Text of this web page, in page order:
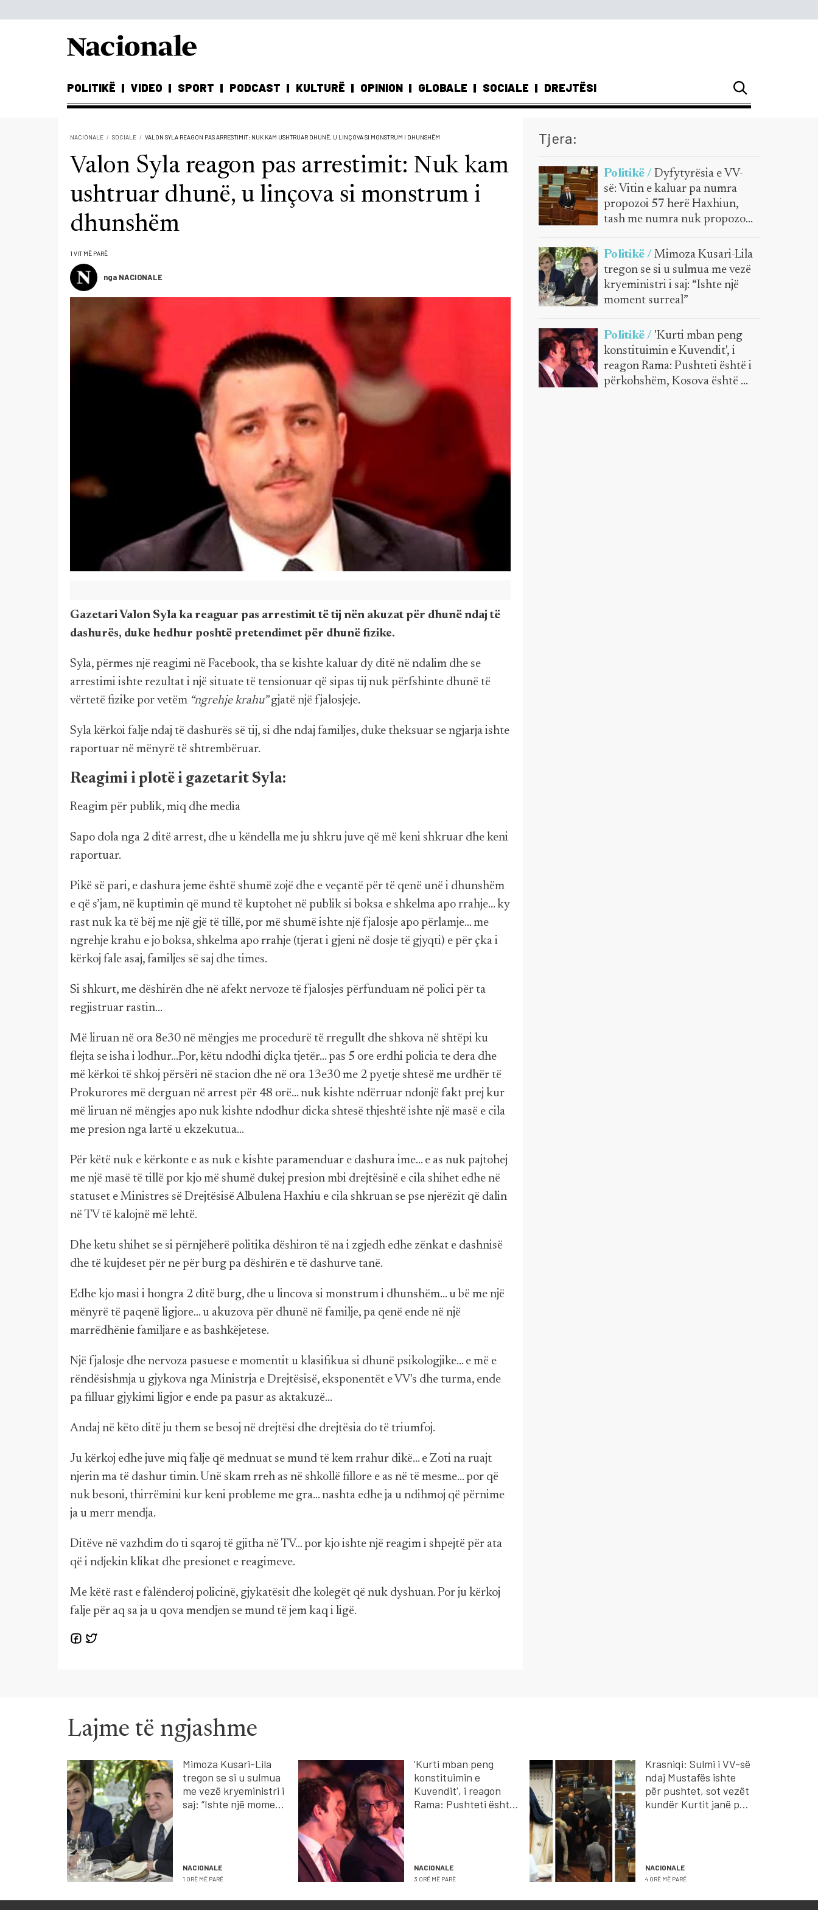
POLITIKË VIDEO SPORT PODCAST KULTURË OPINION GLOBALE SOCIALE DREJTËSI
NACIONALE SOCIALE VALON SYLA REAGON PAS ARRESTIMIT: NUK KAM USHTRUAR DHUNË, U LINÇOVA SI MONSTRUM I DHUNSHËM
Valon Syla reagon pas arrestimit: Nuk kam
ushtruar dhunë, u linçova si monstrum i
dhunshëm
1 VIT MË PARË
nga NACIONALE
Gazetari Valon Syla ka reaguar pas arrestimit të tij nën akuzat për dhunë ndaj të
dashurës, duke hedhur poshtë pretendimet për dhunë fizike.
Syla, përmes një reagimi në Facebook, tha se kishte kaluar dy ditë në ndalim dhe se
arrestimi ishte rezultat i një situate të tensionuar që sipas tij nuk përfshinte dhunë të
vërtetë fizike por vetëm “ngrehje krahu”gjatë një fjalosjeje.
Syla kërkoi falje ndaj të dashurës së tij, si dhe ndaj familjes, duke theksuar se ngjarja ishte
raportuar në mënyrë të shtrembëruar.
Reagimi i plotë i gazetarit Syla:
Reagim për publik, miq dhe media
Sapo dola nga 2 ditë arrest, dhe u këndella me ju shkru juve që më keni shkruar dhe keni
raportuar.
Pikë së pari, e dashura jeme është shumë zojë dhe e veçantë për të qenë unë i dhunshëm
e që s’jam, në kuptimin që mund të kuptohet në publik si boksa e shkelma apo rrahje... ky
rast nuk ka të bëj me një gjë të tillë, por më shumë ishte një fjalosje apo përlamje... me
ngrehje krahu e jo boksa, shkelma apo rrahje (tjerat i gjeni në dosje të gjyqti) e për çka i
kërkoj fale asaj, familjes së saj dhe times.
Si shkurt, me dëshirën dhe në afekt nervoze të fjalosjes përfunduam në polici për ta
regjistruar rastin...
Më liruan në ora 8e30 në mëngjes me procedurë të rregullt dhe shkova në shtëpi ku
flejta se isha i lodhur...Por, këtu ndodhi diçka tjetër... pas 5 ore erdhi policia te dera dhe
më kërkoi të shkoj përsëri në stacion dhe në ora 13e30 me 2 pyetje shtesë me urdhër të
Prokurores më derguan në arrest për 48 orë... nuk kishte ndërruar ndonjë fakt prej kur
më liruan në mëngjes apo nuk kishte ndodhur dicka shtesë thjeshtë ishte një masë e cila
me presion nga lartë u ekzekutua...
Për këtë nuk e kërkonte e as nuk e kishte paramenduar e dashura ime... e as nuk pajtohej
me një masë të tillë por kjo më shumë dukej presion mbi drejtësinë e cila shihet edhe në
statuset e Ministres së Drejtësisë Albulena Haxhiu e cila shkruan se pse njerëzit që dalin
në TV të kalojnë më lehtë.
Dhe ketu shihet se si përnjëherë politika dëshiron të na i zgjedh edhe zënkat e dashnisë
dhe të kujdeset për ne për burg pa dëshirën e të dashurve tanë.
Edhe kjo masi i hongra 2 ditë burg, dhe u lincova si monstrum i dhunshëm... u bë me një
mënyrë të paqenë ligjore... u akuzova për dhunë në familje, pa qenë ende në një
marrëdhënie familjare e as bashkëjetese.
Një fjalosje dhe nervoza pasuese e momentit u klasifikua si dhunë psikologjike... e më e
rëndësishmja u gjykova nga Ministrja e Drejtësisë, eksponentët e VV's dhe turma, ende
pa filluar gjykimi ligjor e ende pa pasur as aktakuzë…
Andaj në këto ditë ju them se besoj në drejtësi dhe drejtësia do të triumfoj.
Ju kërkoj edhe juve miq falje që mednuat se mund të kem rrahur dikë... e Zoti na ruajt
njerin ma të dashur timin. Unë skam rreh as në shkollë fillore e as në të mesme... por që
nuk besoni, thirrëmini kur keni probleme me gra... nashta edhe ja u ndihmoj që përnime
ja u merr mendja.
Ditëve në vazhdim do ti sqaroj të gjitha në TV... por kjo ishte një reagim i shpejtë për ata
që i ndjekin klikat dhe presionet e reagimeve.
Me këtë rast e falënderoj policinë, gjykatësit dhe kolegët që nuk dyshuan. Por ju kërkoj
falje për aq sa ja u qova mendjen se mund të jem kaq i ligë.
Tjera:
Politikë /Dyfytyrësia e VV-
së: Vitin e kaluar pa numra
propozoi 57 herë Haxhiun,
tash me numra nuk propozon
emër dhe mban peng
Kuvendin
Politikë /Mimoza Kusari-Lila
tregon se si u sulmua me vezë
kryeministri i saj: “Ishte një
moment surreal”
Politikë / 'Kurti mban peng
konstituimin e Kuvendit', i
reagon Rama: Pushteti është i
përkohshëm, Kosova është e
Lajme të ngjashme
Mimoza Kusari-Lila
tregon se si u sulmua
me vezë kryeministri i
saj: “Ishte një moment
NACIONALE
1 ORË MË PARË
'Kurti mban peng
konstituimin e
Kuvendit', i reagon
Rama: Pushteti është i
NACIONALE
3 ORË MË PARË
Krasniqi: Sulmi i VV-së
ndaj Mustafës ishte
për pushtet, sot vezët
kundër Kurtit janë për
NACIONALE
4 ORË MË PARË